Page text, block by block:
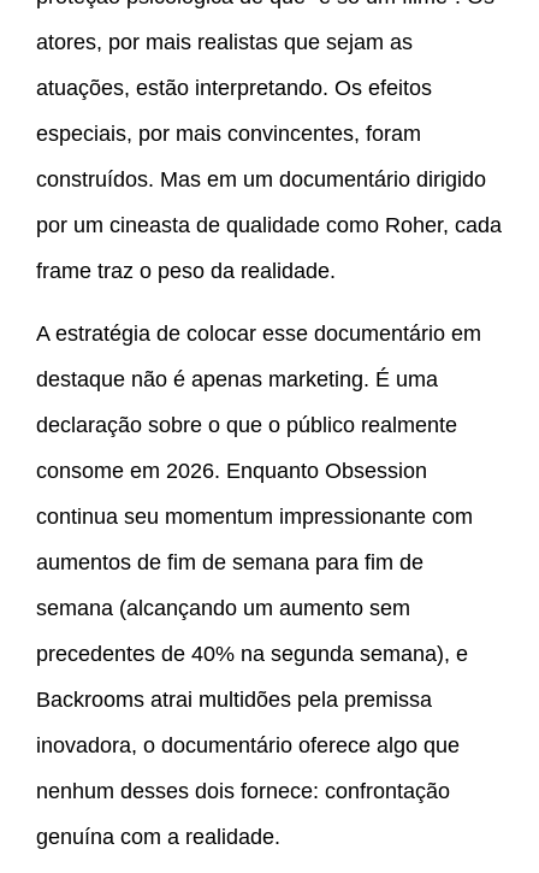
atores, por mais realistas que sejam as
atuações, estão interpretando. Os efeitos
especiais, por mais convincentes, foram
construídos. Mas em um documentário dirigido
por um cineasta de qualidade como Roher, cada
frame traz o peso da realidade.
A estratégia de colocar esse documentário em
destaque não é apenas marketing. É uma
declaração sobre o que o público realmente
consome em 2026. Enquanto Obsession
continua seu momentum impressionante com
aumentos de fim de semana para fim de
semana (alcançando um aumento sem
precedentes de 40% na segunda semana), e
Backrooms atrai multidões pela premissa
inovadora, o documentário oferece algo que
nenhum desses dois fornece: confrontação
genuína com a realidade.